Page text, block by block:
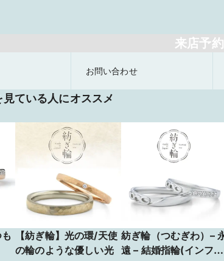
来店予約
お問い合わせ
見ている人にオススメ
【紡ぎ輪】光の環/天使
の輪のような優しい光
紡ぎ輪（つむぎわ）– 永
遠 – 結婚指輪(インフィ